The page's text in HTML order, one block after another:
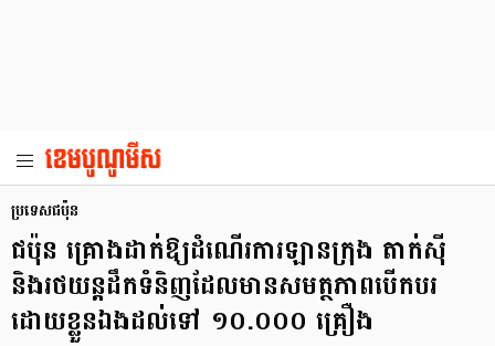
ប្រទេសជប៉ុន
ជប៉ុន គ្រោងដាក់ឱ្យដំណើរការឡានក្រុង តាក់ស៊ី
និងរថយន្តដឹកទំនិញដែលមានសមត្ថភាពបើកបរ
ដោយខ្លួនឯងដល់ទៅ ១០.០០០ គ្រឿង